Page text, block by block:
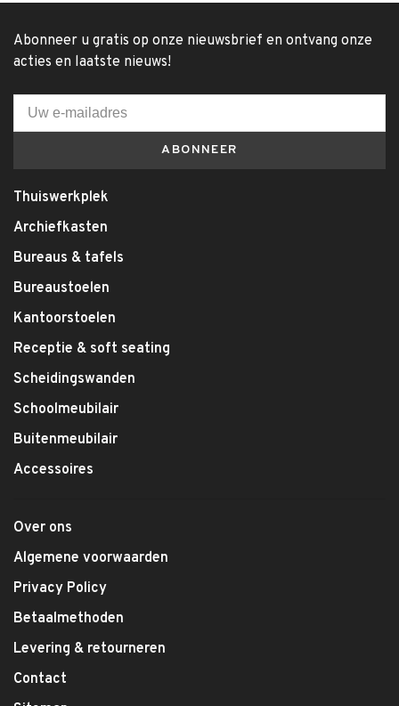
Abonneer u gratis op onze nieuwsbrief en ontvang onze
acties en laatste nieuws!
ABONNEER
Thuiswerkplek
Archiefkasten
Bureaus & tafels
Bureaustoelen
Kantoorstoelen
Receptie & soft seating
Scheidingswanden
Schoolmeubilair
Buitenmeubilair
Accessoires
Over ons
Algemene voorwaarden
Privacy Policy
Betaalmethoden
Levering & retourneren
Contact